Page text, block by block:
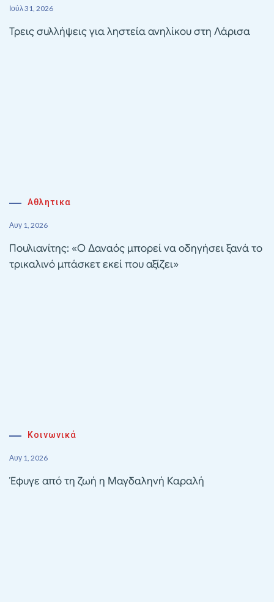
Ιούλ 31, 2026
Τρεις συλλήψεις για ληστεία ανηλίκου στη Λάρισα
Αθλητικα
Αυγ 1, 2026
Πουλιανίτης: «Ο Δαναός μπορεί να οδηγήσει ξανά το
τρικαλινό μπάσκετ εκεί που αξίζει»
Κοινωνικά
Αυγ 1, 2026
Έφυγε από τη ζωή η Μαγδαληνή Καραλή